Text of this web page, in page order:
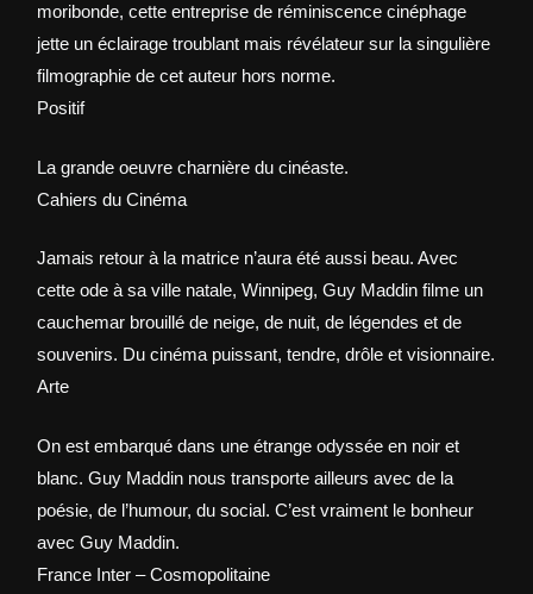
moribonde, cette entreprise de réminiscence cinéphage
jette un éclairage troublant mais révélateur sur la singulière
filmographie de cet auteur hors norme.
Positif
La grande oeuvre charnière du cinéaste.
Cahiers du Cinéma
Jamais retour à la matrice n’aura été aussi beau. Avec
cette ode à sa ville natale, Winnipeg, Guy Maddin filme un
cauchemar brouillé de neige, de nuit, de légendes et de
souvenirs. Du cinéma puissant, tendre, drôle et visionnaire.
Arte
On est embarqué dans une étrange odyssée en noir et
blanc. Guy Maddin nous transporte ailleurs avec de la
poésie, de l’humour, du social. C’est vraiment le bonheur
avec Guy Maddin.
France Inter – Cosmopolitaine